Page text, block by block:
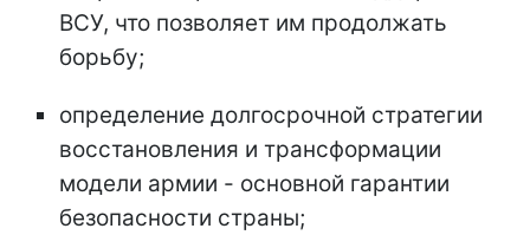
ВСУ, что позволяет им продолжать
борьбу;
определение долгосрочной стратегии
восстановления и трансформации
модели армии - основной гарантии
безопасности страны;